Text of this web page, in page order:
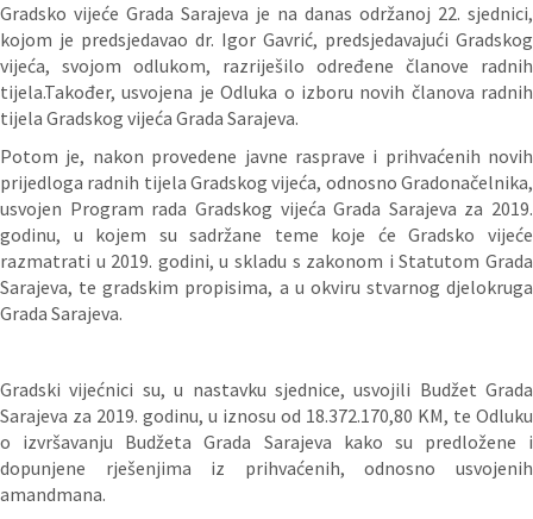
Gradsko vijeće Grada Sarajeva je na danas održanoj 22. sjednici,
kojom je predsjedavao dr. Igor Gavrić, predsjedavajući Gradskog
vijeća, svojom odlukom, razriješilo određene članove radnih
tijela.Također, usvojena je Odluka o izboru novih članova radnih
tijela Gradskog vijeća Grada Sarajeva.
Potom je, nakon provedene javne rasprave i prihvaćenih novih
prijedloga radnih tijela Gradskog vijeća, odnosno Gradonačelnika,
usvojen Program rada Gradskog vijeća Grada Sarajeva za 2019.
godinu, u kojem su sadržane teme koje će Gradsko vijeće
razmatrati u 2019. godini, u skladu s zakonom i Statutom Grada
Sarajeva, te gradskim propisima, a u okviru stvarnog djelokruga
Grada Sarajeva.
Gradski vijećnici su, u nastavku sjednice, usvojili Budžet Grada
Sarajeva za 2019. godinu, u iznosu od 18.372.170,80 KM, te Odluku
o izvršavanju Budžeta Grada Sarajeva kako su predložene i
dopunjene rješenjima iz prihvaćenih, odnosno usvojenih
amandmana.